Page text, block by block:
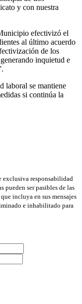
y con nuestra
efectivizó el
al último acuerdo
de los
inquietud e
laboral se mantiene
si continúa la
exclusiva responsabilidad
pueden ser pasibles de las
incluya en sus mensajes
e inhabilitado para